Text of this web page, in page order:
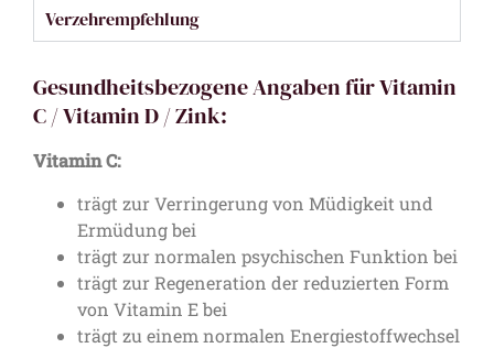
Verzehrempfehlung
Gesundheitsbezogene Angaben für Vitamin
C / Vitamin D / Zink:
Vitamin C:
trägt zur Verringerung von Müdigkeit und
Ermüdung bei
trägt zur normalen psychischen Funktion bei
trägt zur Regeneration der reduzierten Form
von Vitamin E bei
trägt zu einem normalen Energiestoffwechsel